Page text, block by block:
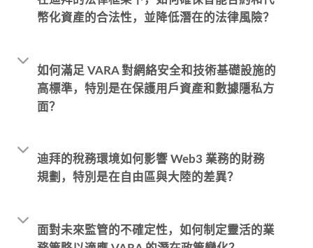
幣化資產的合法性，並降低潛在的法律風險？
如何滿足 VARA 對網絡安全和技術基礎設施的
高標準，特別是在保護用戶資產和數據隱私方
面？
迪拜的稅務環境如何影響 Web3 業務的財務
規劃，特別是在自由區與大陸的差異？
面對未來監管的不確定性，如何制定靈活的業